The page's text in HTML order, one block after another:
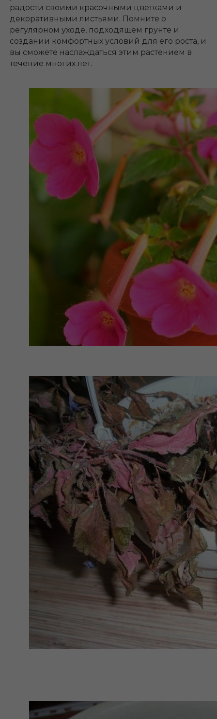
радости своими красочными цветками и
декоративными листьями. Помните о
регулярном уходе, подходящем грунте и
создании комфортных условий для его роста, и
вы сможете наслаждаться этим растением в
течение многих лет.